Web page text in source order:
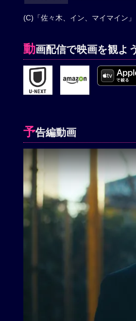
(C)「佐々木、イン、マイマイン」
動画配信で映画を観よ
予告編動画